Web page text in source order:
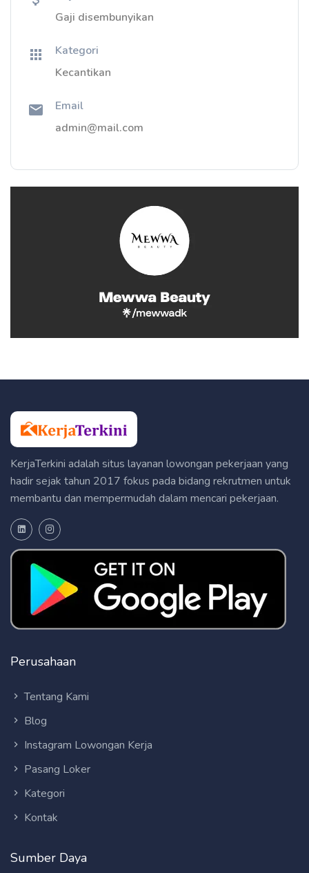
Gaji disembunyikan
Kategori
Kecantikan
Email
admin@mail.com
KerjaTerkini adalah situs layanan lowongan pekerjaan yang
hadir sejak tahun 2017 fokus pada bidang rekrutmen untuk
membantu dan mempermudah dalam mencari pekerjaan.
Perusahaan
Tentang Kami
Blog
Instagram Lowongan Kerja
Pasang Loker
Kategori
Kontak
Sumber Daya